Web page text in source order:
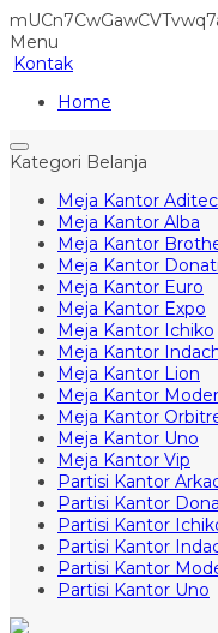
Menu
Kontak
Home
Kategori Belanja
Meja Kantor
Meja Kantor Alba
Meja Kantor
Meja Kantor Donati
Meja Kantor Euro
Meja Kantor Expo
Meja Kantor Ichiko
Meja Kantor
Meja Kantor Lion
Meja Kantor
Meja Kantor
Meja Kantor Uno
Meja Kantor Vip
Partisi Kantor
Partisi Kantor
Partisi Kantor
Partisi Kantor
Partisi Kantor
Partisi Kantor Uno